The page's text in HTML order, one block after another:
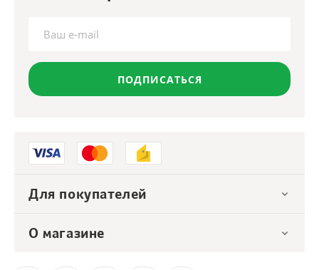
ПОДПИСАТЬСЯ
Для покупателей
О магазине